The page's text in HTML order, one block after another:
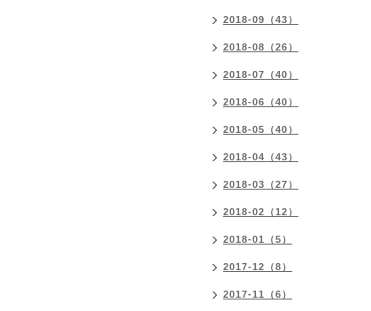
2018-09（43）
2018-08（26）
2018-07（40）
2018-06（40）
2018-05（40）
2018-04（43）
2018-03（27）
2018-02（12）
2018-01（5）
2017-12（8）
2017-11（6）